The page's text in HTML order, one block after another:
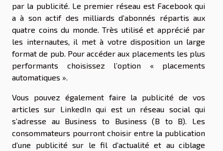
par la publicité. Le premier réseau est Facebook qui
a à son actif des milliards d’abonnés répartis aux
quatre coins du monde. Très utilisé et apprécié par
les internautes, il met à votre disposition un large
format de pub. Pour accéder aux placements les plus
performants choisissez l’option « placements
automatiques ».
Vous pouvez également faire la publicité de vos
articles sur LinkedIn qui est un réseau social qui
s’adresse au Business to Business (B to B). Les
consommateurs pourront choisir entre la publication
d’une publicité sur le fil d’actualité et au ciblage